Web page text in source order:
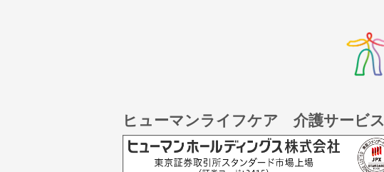
ヒューマンライフケア 介護サービス